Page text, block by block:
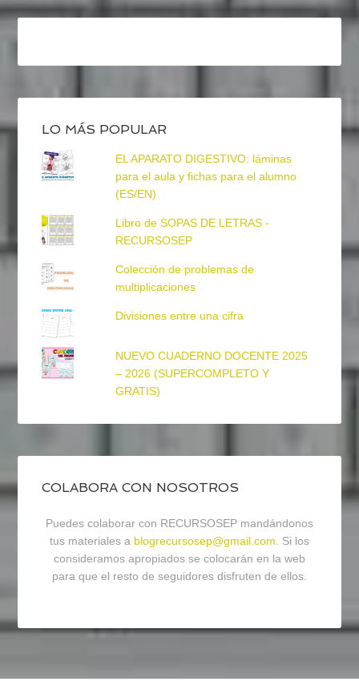
LO MÁS POPULAR
EL APARATO DIGESTIVO: láminas
para el aula y fichas para el alumno
(ES/EN)
Libro de SOPAS DE LETRAS -
RECURSOSEP
Colección de problemas de
multiplicaciones
Divisiones entre una cifra
NUEVO CUADERNO DOCENTE 2025
– 2026 (SUPERCOMPLETO Y
GRATIS)
COLABORA CON NOSOTROS
Puedes colaborar con RECURSOSEP mandándonos
tus materiales a blogrecursosep@gmail.com. Si los
consideramos apropiados se colocarán en la web
para que el resto de seguidores disfruten de ellos.